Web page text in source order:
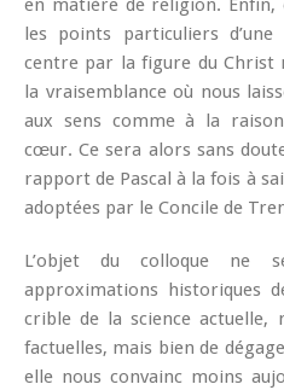
en matière de religion.
les points particuliers
centre par la figure du Christ
la vraisemblance où nous
aux sens comme à la
cœur. Ce sera alors sans
rapport de Pascal à la fois à
adoptées par le Concile de
L’objet du colloque ne
approximations historiques
crible de la science actuelle,
factuelles, mais bien de
elle nous convainc moins